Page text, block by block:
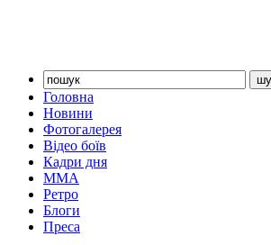
Головна
Новини
Фотогалерея
Відео боїв
Кадри дня
ММА
Ретро
Блоги
Преса